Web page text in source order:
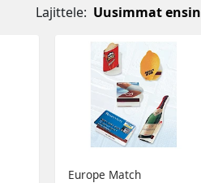
Lajittele: Uusimmat ensin
Europe Match